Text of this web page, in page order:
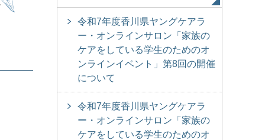
令和7年度香川県ヤングケアラ
ー・オンラインサロン「家族の
ケアをしている学生のためのオ
ンラインイベント」第8回の開催
について
令和7年度香川県ヤングケアラ
ー・オンラインサロン「家族の
ケアをしている学生のためのオ